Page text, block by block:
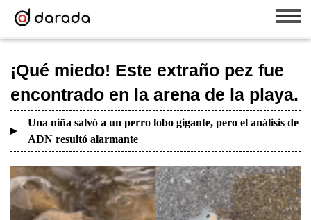
¡Qué miedo! Este extraño pez fue
encontrado en la arena de la playa.
Una niña salvó a un perro lobo gigante, pero el análisis de
ADN resultó alarmante